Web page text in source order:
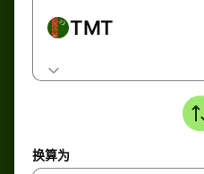
TMT
换算为